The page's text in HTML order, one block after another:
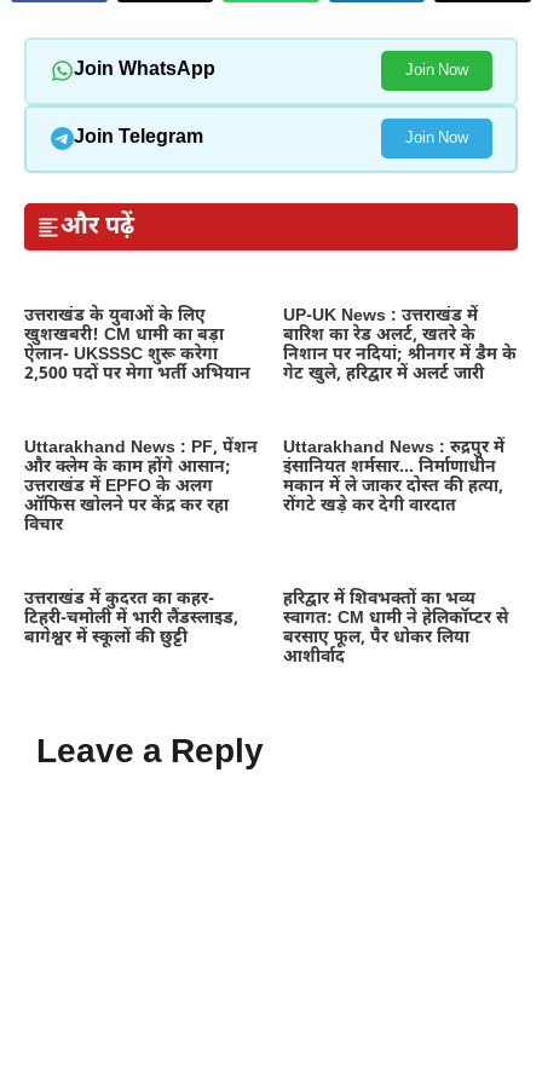
Join WhatsApp Join Now
Join Telegram Join Now
और पढ़ें
उत्तराखंड के युवाओं के लिए
खुशखबरी! CM धामी का बड़ा
ऐलान- UKSSSC शुरू करेगा
2,500 पदों पर मेगा भर्ती अभियान
UP-UK News : उत्तराखंड में
बारिश का रेड अलर्ट, खतरे के
निशान पर नदियां; श्रीनगर में डैम के
गेट खुले, हरिद्वार में अलर्ट जारी
Uttarakhand News : PF, पेंशन
और क्लेम के काम होंगे आसान;
उत्तराखंड में EPFO के अलग
ऑफिस खोलने पर केंद्र कर रहा
विचार
Uttarakhand News : रुद्रपुर में
इंसानियत शर्मसार… निर्माणाधीन
मकान में ले जाकर दोस्त की हत्या,
रोंगटे खड़े कर देगी वारदात
उत्तराखंड में कुदरत का कहर-
टिहरी-चमोली में भारी लैंडस्लाइड,
बागेश्वर में स्कूलों की छुट्टी
हरिद्वार में शिवभक्तों का भव्य
स्वागत: CM धामी ने हेलिकॉप्टर से
बरसाए फूल, पैर धोकर लिया
आशीर्वाद
Leave a Reply